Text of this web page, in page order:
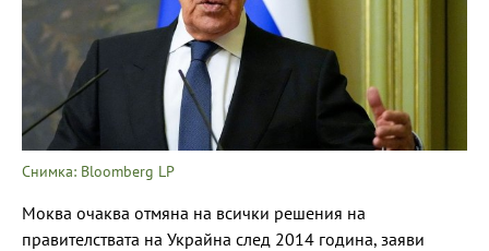
Снимка: Bloomberg LP
Моква очаква отмяна на всички решения на
правителствата на Украйна след 2014 година, заяви